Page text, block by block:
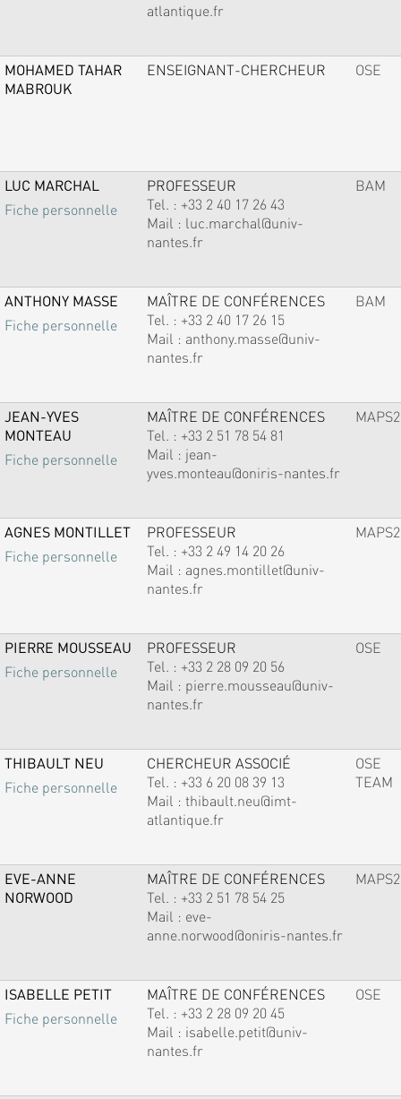
atlantique.fr
MOHAMED TAHAR
MABROUK
ENSEIGNANT-CHERCHEUR OSE
LUC MARCHAL
Fiche personnelle
PROFESSEUR
Tel. : +33 2 40 17 26 43
Mail : luc.marchal@univ-
nantes.fr
BAM
ANTHONY MASSE
Fiche personnelle
MAÎTRE DE CONFÉRENCES
Tel. : +33 2 40 17 26 15
Mail : anthony.masse@univ-
nantes.fr
BAM
JEAN-YVES
MONTEAU
Fiche personnelle
MAÎTRE DE CONFÉRENCES
Tel. : +33 2 51 78 54 81
Mail : jean-
yves.monteau@oniris-nantes.fr
MAPS2
AGNES MONTILLET
Fiche personnelle
PROFESSEUR
Tel. : +33 2 49 14 20 26
Mail : agnes.montillet@univ-
nantes.fr
MAPS2
PIERRE MOUSSEAU
Fiche personnelle
PROFESSEUR
Tel. : +33 2 28 09 20 56
Mail : pierre.mousseau@univ-
nantes.fr
OSE
THIBAULT NEU
Fiche personnelle
CHERCHEUR ASSOCIÉ
Tel. : +33 6 20 08 39 13
Mail : thibault.neu@imt-
atlantique.fr
OSE
TEAM
EVE-ANNE
NORWOOD
MAÎTRE DE CONFÉRENCES
Tel. : +33 2 51 78 54 25
Mail : eve-
anne.norwood@oniris-nantes.fr
MAPS2
ISABELLE PETIT
Fiche personnelle
MAÎTRE DE CONFÉRENCES
Tel. : +33 2 28 09 20 45
Mail : isabelle.petit@univ-
nantes.fr
OSE